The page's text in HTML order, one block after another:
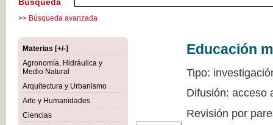
>> Búsqueda avanzada
Materias [+/-]
Agronomía, Hidráulica y
Medio Natural
Arquitectura y Urbanismo
Arte y Humanidades
Ciencias
Educación
Tipo:
Difusión: acceso
Revisión por